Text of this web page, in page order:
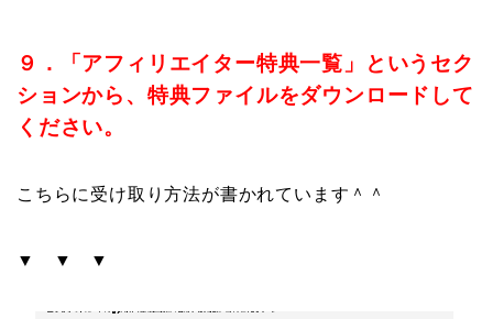
９．「アフィリエイター特典一覧」というセク
ションから、特典ファイルをダウンロードして
ください。
こちらに受け取り方法が書かれています＾＾
▼ ▼ ▼